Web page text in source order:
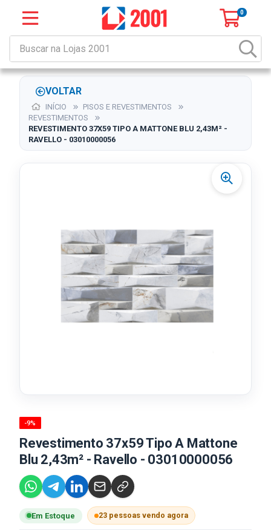
0
VOLTAR
INÍCIO
PISOS E REVESTIMENTOS
REVESTIMENTOS
REVESTIMENTO 37X59 TIPO A MATTONE BLU 2,43M² -
RAVELLO - 03010000056
-9%
Revestimento 37x59 Tipo A Mattone
Blu 2,43m² - Ravello - 03010000056
Em Estoque 23 pessoas vendo agora